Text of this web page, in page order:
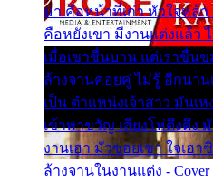
มา คือหน้าที่เก่า หัวใจหล้
คือหยังเขา มีงานแต่งแล้ว
เมื่อเขาชื่นบาน แต่เราขื่น
ล้างจานคอยคู่ ไม่รู้ อีกนาน
เป็น ตำแหน่งเจ้าสาว มันเ
เข้าพาขวัญ เสียงโห่ตึงตึง
งานเฮา มัวซอยเขา ใจเฮ
ล้างจานในงานแต่ง - Cover